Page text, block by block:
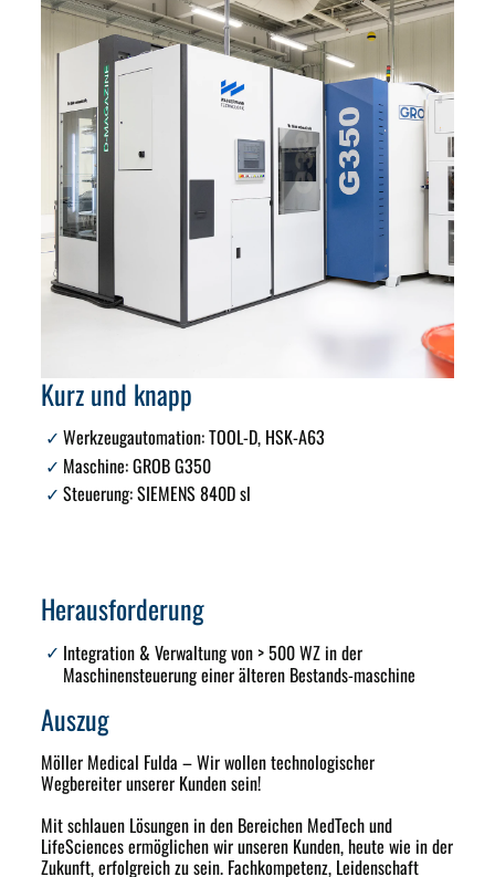
Kurz und knapp
Werkzeugautomation:TOOL-D, HSK-A63
Maschine:GROB G350
Steuerung:SIEMENS 840D sl
Herausforderung
Integration & Verwaltung von > 500 WZin der
Maschinensteuerung einer älteren Bestands-maschine
Auszug
Möller Medical Fulda – Wir wollen technologischer
Wegbereiter unserer Kunden sein!
Mit schlauen Lösungen in den Bereichen MedTech und
LifeSciences ermöglichen wir unseren Kunden, heute wie in der
Zukunft, erfolgreich zu sein. Fachkompetenz, Leidenschaft